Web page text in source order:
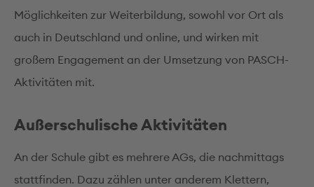
Möglichkeiten zur Weiterbildung, sowohl vor Ort als
auch in Deutschland und online, und wirken mit
großem Engagement an der Umsetzung von PASCH-
Aktivitäten mit.
Außerschulische Aktivitäten
An der Schule gibt es mehrere AGs, die nachmittags
stattfinden. Dazu zählen unter anderem Klettern,